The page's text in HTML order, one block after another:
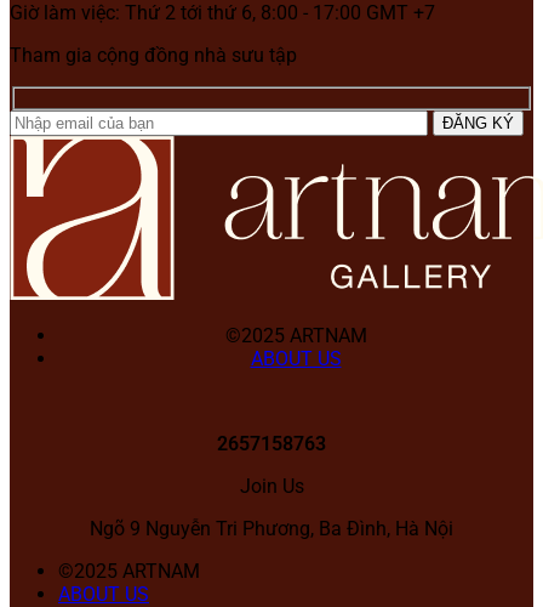
Giờ làm việc: Thứ 2 tới thứ 6, 8:00 - 17:00 GMT +7
Tham gia cộng đồng nhà sưu tập
©2025 ARTNAM
ABOUT US
2657158763
Join Us
Ngõ 9 Nguyễn Tri Phương, Ba Đình, Hà Nội
©2025 ARTNAM
ABOUT US